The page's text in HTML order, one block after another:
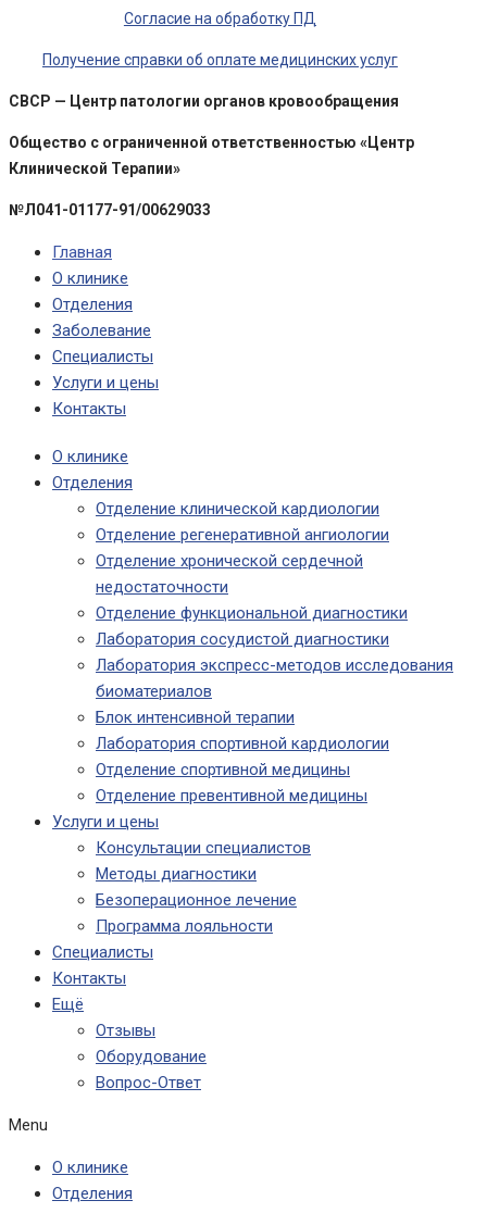
Согласие на обработку ПД
Получение справки об оплате медицинских услуг
CBCP — Центр патологии органов кровообращения
Общество с ограниченной ответственностью «Центр
Клинической Терапии»
№Л041-01177-91/00629033
Главная
О клинике
Отделения
Заболевание
Специалисты
Услуги и цены
Контакты
О клинике
Отделения
Отделение клинической кардиологии
Отделение регенеративной ангиологии
Отделение хронической сердечной
недостаточности
Отделение функциональной диагностики
Лаборатория сосудистой диагностики
Лаборатория экспресс-методов исследования
биоматериалов
Блок интенсивной терапии
Лаборатория спортивной кардиологии
Отделение спортивной медицины
Отделение превентивной медицины
Услуги и цены
Консультации специалистов
Методы диагностики
Безоперационное лечение
Программа лояльности
Специалисты
Контакты
Ещё
Отзывы
Оборудование
Вопрос-Ответ
Menu
О клинике
Отделения